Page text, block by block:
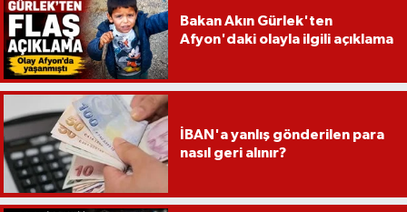
Bakan Akın Gürlek'ten
Afyon'daki olayla ilgili açıklama
İBAN'a yanlış gönderilen para
nasıl geri alınır?